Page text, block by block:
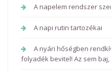
A napelem rendszer
A napi rutin tartozékai
A nyári hőségben
folyadék bevitel! Az sem